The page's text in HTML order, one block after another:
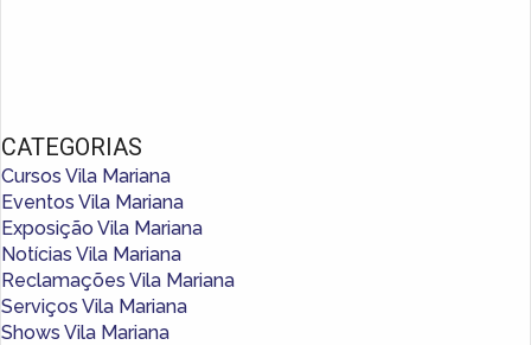
CATEGORIAS
Cursos Vila Mariana
Eventos Vila Mariana
Exposição Vila Mariana
Notícias Vila Mariana
Reclamações Vila Mariana
Serviços Vila Mariana
Shows Vila Mariana